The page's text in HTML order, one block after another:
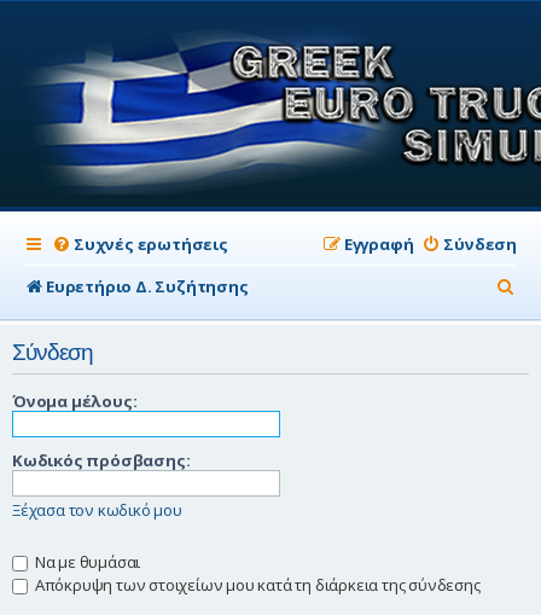
Συχνές ερωτήσεις Σύνδεση
Εγγραφή
Ευρετήριο Δ. Συζήτησης
ν
Σύνδεση
Όνομα μέλους:
Κωδικός πρόσβασης:
Ξέχασα τον κωδικό μου
Να με θυμάσαι
Απόκρυψη των στοιχείων μου κατά τη διάρκεια της σύνδεσης